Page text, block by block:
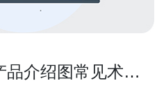
品介绍图常见术语